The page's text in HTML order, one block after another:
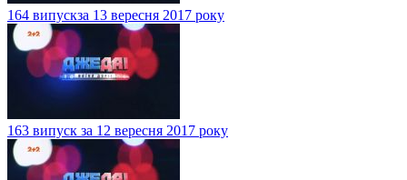
164 випускза 13 вересня 2017 року
163 випуск за 12 вересня 2017 року